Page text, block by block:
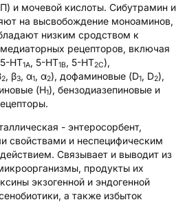
и мочевой кислоты. Сибутрамин и
на высвобождение моноаминов,
низким сродством к
рецепторов, включая
HT1A, 5-HT1B, 5-HT2C),
2, β3, α1, α2), дофаминовые (D1, D2),
(H1), бензодиазепиновые и
- энтеросорбент,
свойствами и неспецифическим
Связывает и выводит из
продукты их
экзогенной и эндогенной
а также избыток